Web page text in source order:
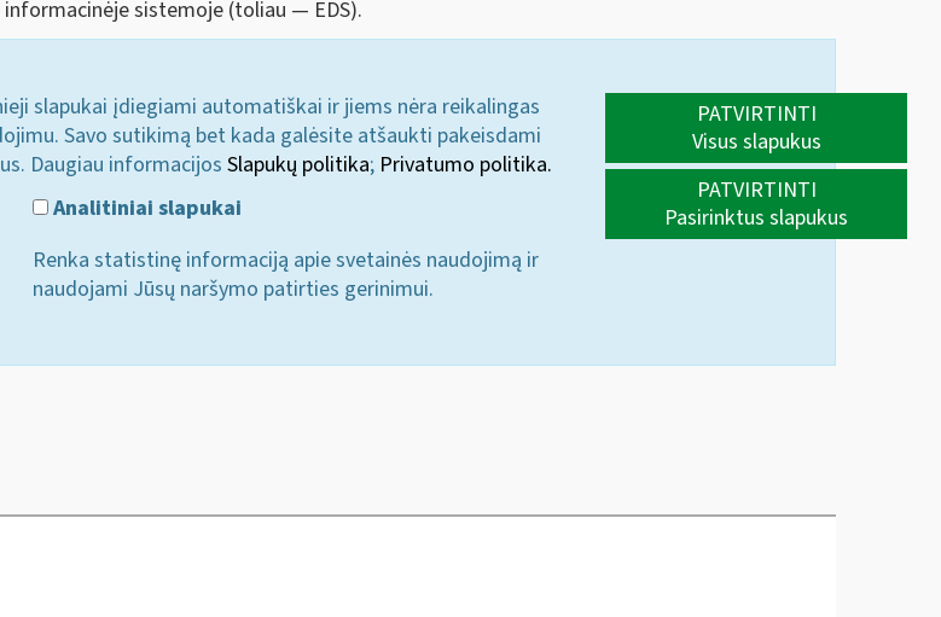
sistemoje (toliau — EDS).
slapukai įdiegiami automatiškai ir jiems nėra reikalingas
Savo sutikimą bet kada galėsite atšaukti pakeisdami
Daugiau informacijos Slapukų politika; Privatumo politika.
Analitiniai slapukai
Renka statistinę informaciją apie svetainės naudojimą ir
naudojami Jūsų naršymo patirties gerinimui.
PATVIRTINTI
Visus slapukus
PATVIRTINTI
Pasirinktus slapukus